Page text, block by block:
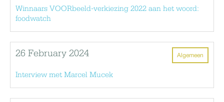
Winnaars VOORbeeld-verkiezing 2022 aan het woord:
foodwatch
Algemeen
26 February 2024
Interview met Marcel Mucek